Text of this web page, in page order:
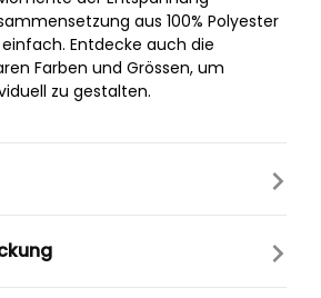
aus 100% Polyester
Entdecke auch die
Farben und Grössen, um
zu gestalten.